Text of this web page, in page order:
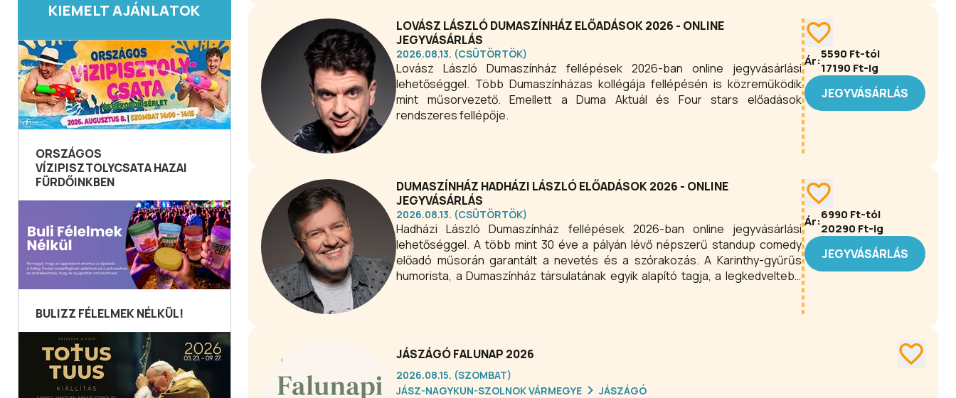
KIEMELT AJÁNLATOK
ORSZÁGOS
VÍZIPISZTOLYCSATA HAZAI
FÜRDŐINKBEN
BULIZZ FÉLELMEK NÉLKÜL!
LOVÁSZ LÁSZLÓ DUMASZÍNHÁZ ELŐADÁSOK 2026 - ONLINE
JEGYVÁSÁRLÁS
2026.08.13. (CSÜTÖRTÖK)
Lovász László Dumaszínház fellépések 2026-ban online jegyvásárlási
lehetőséggel. Több Dumaszínházas kollégája fellépésén is közreműködik
mint műsorvezető. Emellett a Duma Aktuál és Four stars előadások
rendszeres fellépője.
Ár:5590 Ft-tól
17190 Ft-ig
JEGYVÁSÁRLÁS
DUMASZÍNHÁZ HADHÁZI LÁSZLÓ ELŐADÁSOK 2026 - ONLINE
JEGYVÁSÁRLÁS
2026.08.13. (CSÜTÖRTÖK)
Hadházi László Dumaszínház fellépések 2026-ban online jegyvásárlási
lehetőséggel. A több mint 30 éve a pályán lévő népszerű standup comedy
előadó műsorán garantált a nevetés és a szórakozás. A Karinthy-gyűrűs
humorista, a Dumaszínház társulatának egyik alapító tagja, a legkedveltebb
Ár:6990 Ft-tól
20290 Ft-ig
JEGYVÁSÁRLÁS
JÁSZÁGÓ FALUNAP 2026
2026.08.15. (SZOMBAT)
JÁSZ-NAGYKUN-SZOLNOK VÁRMEGYE
JÁSZÁGÓ